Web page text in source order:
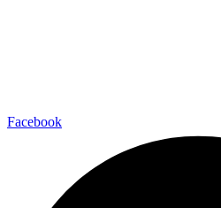
Facebook